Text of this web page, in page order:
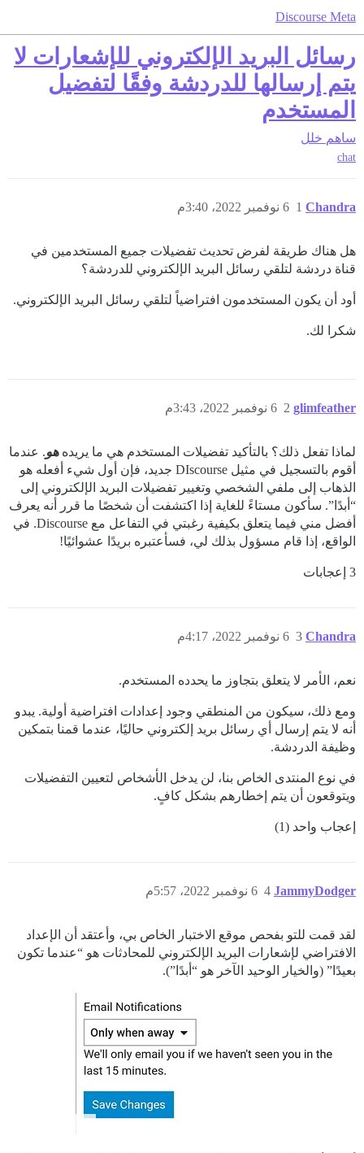
Discourse Meta
رسائل البريد الإلكتروني للإشعارات لا
يتم إرسالها للدردشة وفقًا لتفضيل
المستخدم
ساهم خلل
chat
Chandra 6 نوفمبر 2022، 3:40م 1
هل هناك طريقة لفرض تحديث تفضيلات جميع المستخدمين في
قناة دردشة لتلقي رسائل البريد الإلكتروني للدردشة؟
أود أن يكون المستخدمون افتراضياً لتلقي رسائل البريد الإلكتروني.
شكرا لك.
glimfeather 6 نوفمبر 2022، 3:43م 2
لماذا تفعل ذلك؟ بالتأكيد تفضيلات المستخدم هي ما يريدههو. عندما
أقوم بالتسجيل في مثيل DIscourse جديد، فإن أول شيء أفعله هو
الذهاب إلى ملفي الشخصي وتغيير تفضيلات البريد الإلكتروني إلى
“أبدًا”. سأكون مستاءً للغاية إذا اكتشفت أن شخصًا ما قرر أنه يعرف
أفضل مني فيما يتعلق بكيفية رغبتي في التفاعل مع Discourse. في
الواقع، إذا قام مسؤول بذلك لي، فسأعتبره بريدًا عشوائيًا!
3 إعجابات
Chandra 6 نوفمبر 2022، 4:17م 3
نعم، الأمر لا يتعلق بتجاوز ما يحدده المستخدم.
ومع ذلك، سيكون من المنطقي وجود إعدادات افتراضية أولية. يبدو
أنه لا يتم إرسال أي رسائل بريد إلكتروني حاليًا، عندما قمنا بتمكين
وظيفة الدردشة.
في نوع المنتدى الخاص بنا، لن يدخل الأشخاص لتعيين التفضيلات
ويتوقعون أن يتم إخطارهم بشكل كافٍ.
إعجاب واحد (1)
JammyDodger 6 نوفمبر 2022، 5:57م 4
لقد قمت للتو بفحص موقع الاختبار الخاص بي، وأعتقد أن الإعداد
الافتراضي لإشعارات البريد الإلكتروني للمحادثات هو “عندما تكون
بعيدًا” (والخيار الوحيد الآخر هو “أبدًا”).